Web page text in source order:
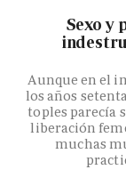
­Sexo y
Aunque en el
los años
toples parecía
liberación
muchas